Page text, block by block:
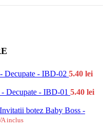
Decupate - IBD-02 5.40 lei
Decupate - IBD-01 5.40 lei
Invitatii botez Baby Boss -
inclus